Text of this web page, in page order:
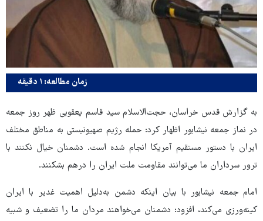
زمان مطالعه: ۱ دقیقه
به گزارش قدس خراسان، حجت‌الاسلام سید قاسم یعقوبی ظهر روز جمعه
در نماز جمعه نیشابور اظهار کرد: حمله رژیم صهیونیستی به مناطق مختلف
ایران با دستور مستقیم آمریکا انجام شده است. دشمنان خیال نکنند با
ترور سرداران ما می‌توانند مقاومت ملت ایران را درهم بشکنند.
امام جمعه نیشابور با بیان اینکه دشمن به‌دلیل اهمیت غدیر با ایران
کینه‌ورزی می‌کند، افزود: دشمنان می‌خواهند مردان ما را تضعیف و شبیه